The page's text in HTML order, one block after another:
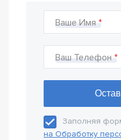
Ваше Имя
Ваш Телефон
Заполняя
на Обработку